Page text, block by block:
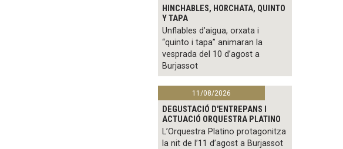
HINCHABLES, HORCHATA, QUINTO
Y TAPA
Unflables d’aigua, orxata i
“quinto i tapa” animaran la
vesprada del 10 d’agost a
Burjassot
11/08/2026
DEGUSTACIÓ D'ENTREPANS I
ACTUACIÓ ORQUESTRA PLATINO
L’Orquestra Platino protagonitza
la nit de l’11 d’agost a Burjassot